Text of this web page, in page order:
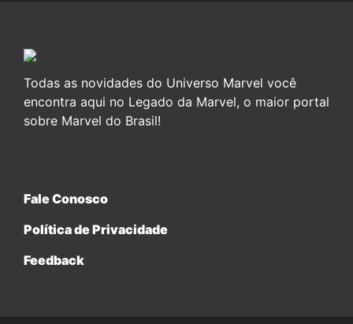
Todas as novidades do Universo Marvel você
encontra aqui no Legado da Marvel, o maior portal
sobre Marvel do Brasil!
Fale Conosco
Política de Privacidade
Feedback